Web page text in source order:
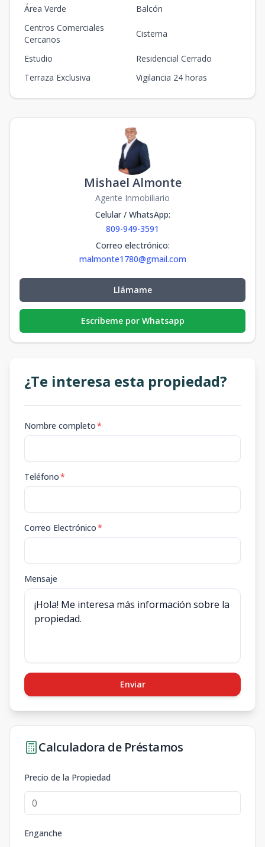
Área Verde
Balcón
Centros Comerciales
Cercanos
Cisterna
Estudio
Residencial Cerrado
Terraza Exclusiva
Vigilancia 24 horas
Mishael Almonte
Agente Inmobiliario
Celular / WhatsApp:
809-949-3591
Correo electrónico:
malmonte1780@gmail.com
Llámame
Escribeme por Whatsapp
¿Te interesa esta propiedad?
Nombre completo*
Teléfono*
Correo Electrónico*
Mensaje
Enviar
Calculadora de Préstamos
Precio de la Propiedad
Enganche